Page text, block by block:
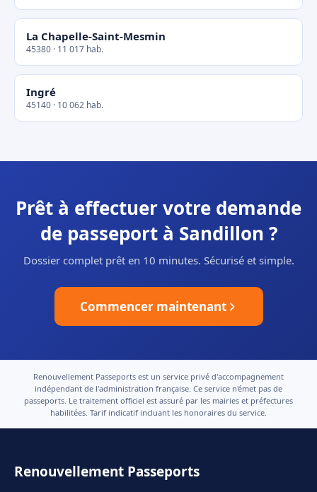
La Chapelle-Saint-Mesmin
45380 · 11 017 hab.
Ingré
45140 · 10 062 hab.
Prêt à effectuer votre demande
de passeport à Sandillon ?
Dossier complet prêt en 10 minutes. Sécurisé et simple.
Commencer maintenant
Renouvellement Passeports est un service privé d'accompagnement
indépendant de l'administration française. Ce service n'émet pas de
passeports. Le traitement officiel est assuré par les mairies et préfectures
habilitées. Tarif indicatif incluant les honoraires du service.
Renouvellement Passeports